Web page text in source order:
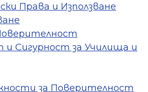
Права и Използване
Сигурност за Училища и
за Поверителност